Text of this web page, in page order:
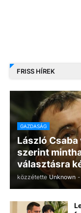
FRISS HÍREK
GAZDASÁG
László
szerint
választásra
közzétette Unknown -